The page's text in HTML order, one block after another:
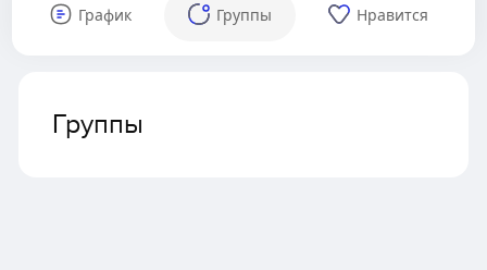
График Группы Нравится
Группы